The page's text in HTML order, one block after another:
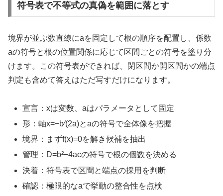
符号表で不等式の真偽を範囲に落とす
境界が並ぶ数直線にaを固定して根の順序を配置し、係数
aの符号と根の位置関係に応じて区間ごとの符号を塗り分
けます。この符号表ができれば、閉区間か開区間かの端点
判定も含めて答えはただ写すだけになります。
宣言：xは変数、aはパラメータとして固定
形：軸x=−b⁄(2a)とaの符号で全体像を把握
境界：まずf(x)=0を解き候補を抽出
管理：D=b²−4acの符号で根の個数を決める
決着：符号表で区間と端点の採用を判断
確認：極限的なaで挙動の整合性を点検